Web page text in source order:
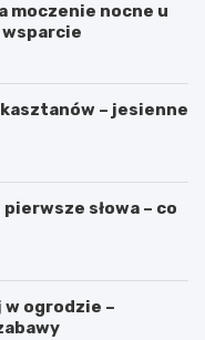
moczenie nocne u
– jesienne
słowa – co
w ogrodzie –